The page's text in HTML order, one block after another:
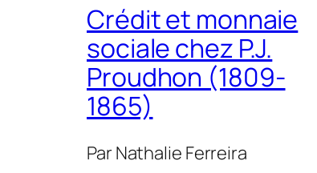
Crédit et monnaie
sociale chez P.J.
Proudhon (1809-
1865)
Par Nathalie Ferreira